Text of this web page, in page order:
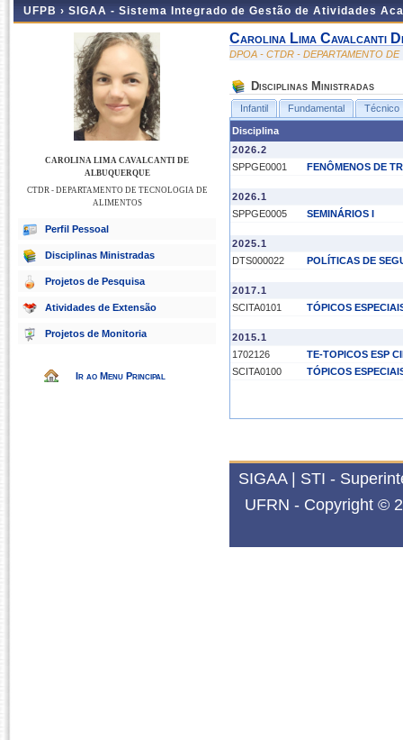
UFPB › SIGAA - Sistema Integrado de Gestão de Atividades
CAROLINA LIMA CAVALCANTI DE
ALBUQUERQUE
CTDR - DEPARTAMENTO DE TECNOLOGIA DE
ALIMENTOS
Perfil Pessoal
Disciplinas Ministradas
Projetos de Pesquisa
Atividades de Extensão
Projetos de Monitoria
Ir ao Menu Principal
Carolina Lima Cavalcanti
DPOA - CTDR - DEPARTAMENTO
Disciplinas Ministradas
Infantil Fundamental Técnico
Disciplina
2026.2
SPPGE0001
FENÔMENOS DE
2026.1
SPPGE0005
SEMINÁRIOS I
2025.1
DTS000022
POLÍTICAS DE
2017.1
SCITA0101
TÓPICOS
2015.1
1702126
TE-TOPICOS ESP
SCITA0100
TÓPICOS
SIGAA | STI -
UFRN - Copyright ©